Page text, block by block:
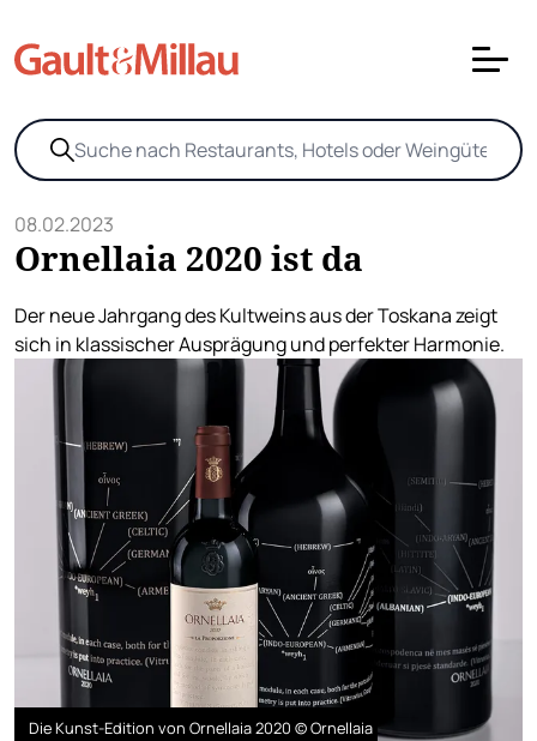
08.02.2023
Ornellaia 2020 ist da
Der neue Jahrgang des Kultweins aus der Toskana zeigt
sich in klassischer Ausprägung und perfekter Harmonie.
Die Kunst-Edition von Ornellaia 2020 © Ornellaia